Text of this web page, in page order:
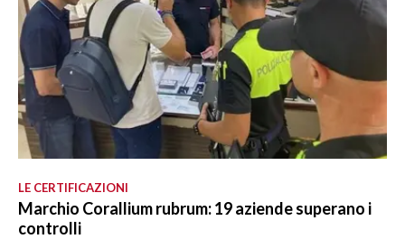
LE CERTIFICAZIONI
Marchio Corallium rubrum: 19 aziende superano i
controlli